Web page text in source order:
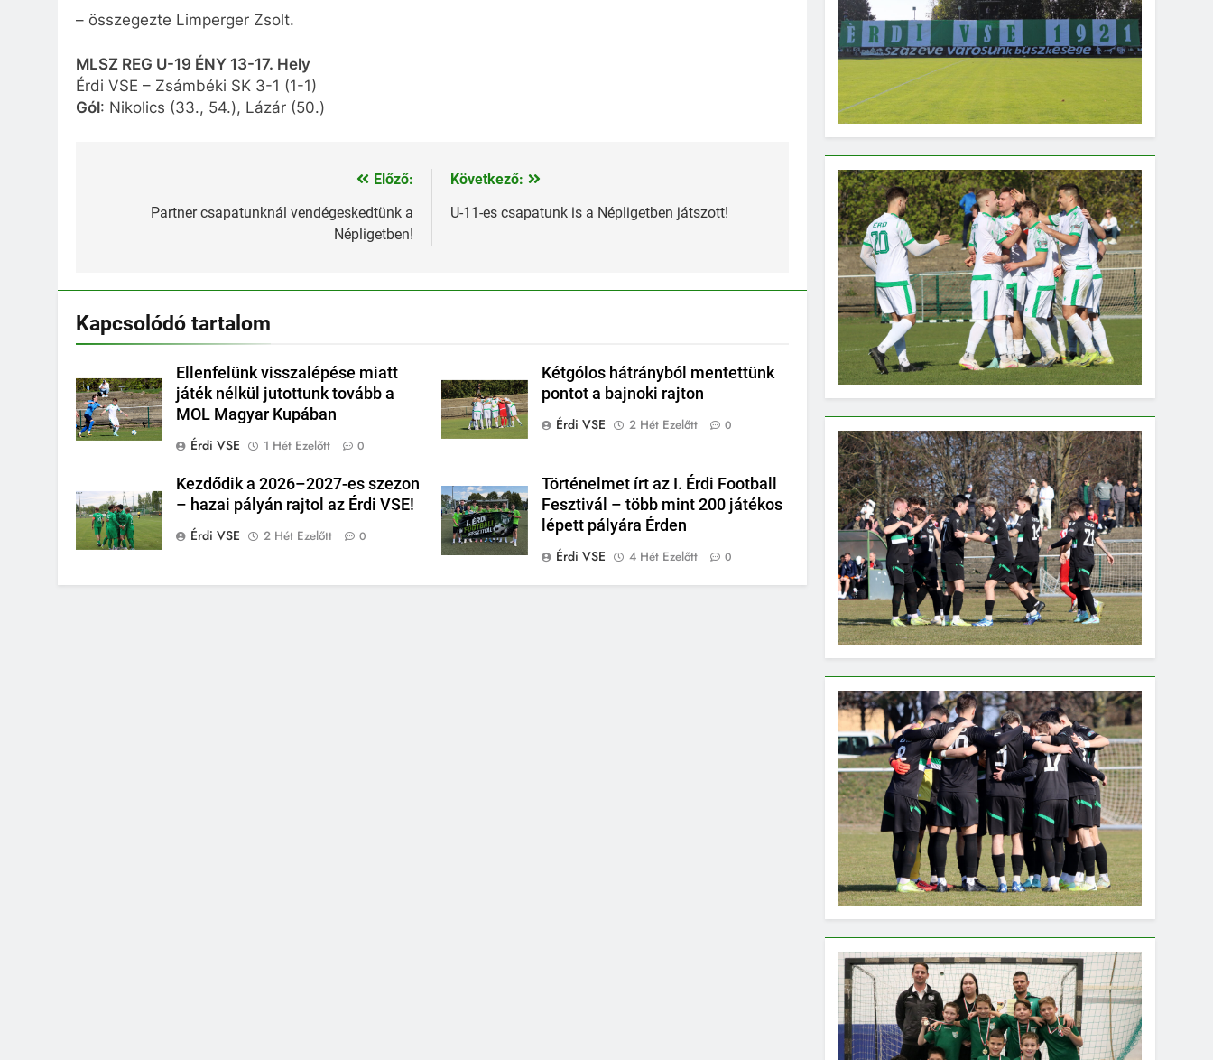
– összegezte Limperger Zsolt.
MLSZ REG U-19 ÉNY 13-17. Hely
Érdi VSE – Zsámbéki SK 3-1 (1-1)
Gól: Nikolics (33., 54.), Lázár (50.)
navigáció
Előző:
Partner csapatunknál vendégeskedtünk a
Népligetben!
Következő:
U-11-es csapatunk is a Népligetben játszott!
Kapcsolódó tartalom
Ellenfelünk visszalépése miatt
játék nélkül jutottunk tovább a
MOL Magyar Kupában
Érdi VSE
1 Hét Ezelőtt 0
Kétgólos hátrányból mentettünk
pontot a bajnoki rajton
Érdi VSE
2 Hét Ezelőtt 0
Kezdődik a 2026–2027-es szezon
– hazai pályán rajtol az Érdi VSE!
Érdi VSE
2 Hét Ezelőtt 0
Történelmet írt az I. Érdi Football
Fesztivál – több mint 200 játékos
lépett pályára Érden
Érdi VSE
4 Hét Ezelőtt 0